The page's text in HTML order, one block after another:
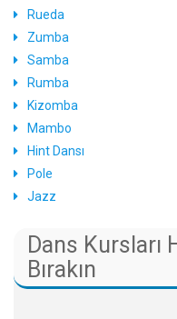
Rueda
Zumba
Samba
Rumba
Kizomba
Mambo
Hint Dansı
Pole
Jazz
Dans Kursları
Bırakın